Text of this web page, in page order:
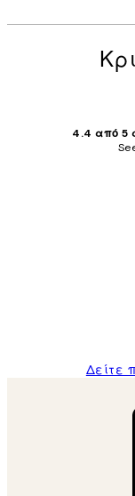
4.4 από 5
Δείτε